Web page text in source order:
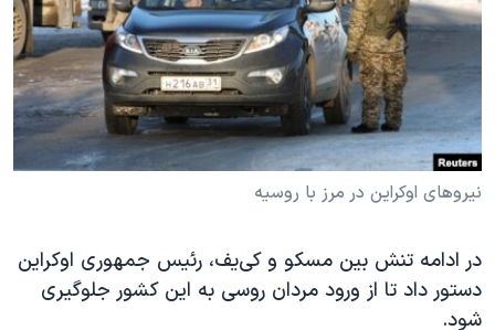
فرهنگ و زندگی
حقوق شهروندی
اقتصادی
علم و فناوری
آرشیو پخش زنده
مستندها
انتخابات ریاست جمهوری آمریکا ۲۰۲۴
حمله جمهوری اسلامی به اسرائیل
رمز مهسا
مجموعه مستندهای دادخواهی
تریبونال مردمی آبان ۹۸
دنبال کنید
زبانهای مختلف
نیروهای اوکراین در مرز با روسیه
در ادامه تنش بین مسکو و کی‌یف، رئیس جمهوری اوکراین
دستور داد تا از ورود مردان روسی به این کشور جلوگیری
شود.